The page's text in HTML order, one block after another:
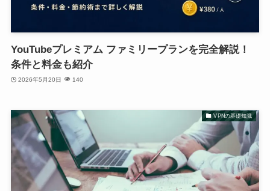
YouTubeプレミアム ファミリープランを完全解説！
条件と料金も紹介
2026年5月20日 140
VPNの基礎知識